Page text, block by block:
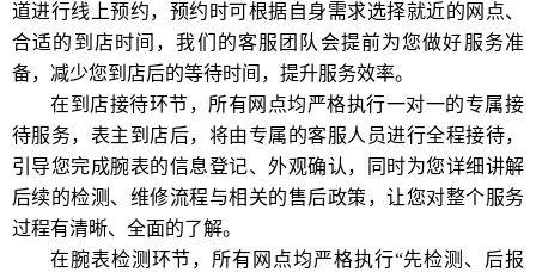
道进行线上预约，预约时可根据自身需求选择就近的网点、
合适的到店时间，我们的客服团队会提前为您做好服务准
备，减少您到店后的等待时间，提升服务效率。
在到店接待环节，所有网点均严格执行一对一的专属接
待服务，表主到店后，将由专属的客服人员进行全程接待，
引导您完成腕表的信息登记、外观确认，同时为您详细讲解
后续的检测、维修流程与相关的售后政策，让您对整个服务
过程有清晰、全面的了解。
在腕表检测环节，所有网点均严格执行“先检测、后报